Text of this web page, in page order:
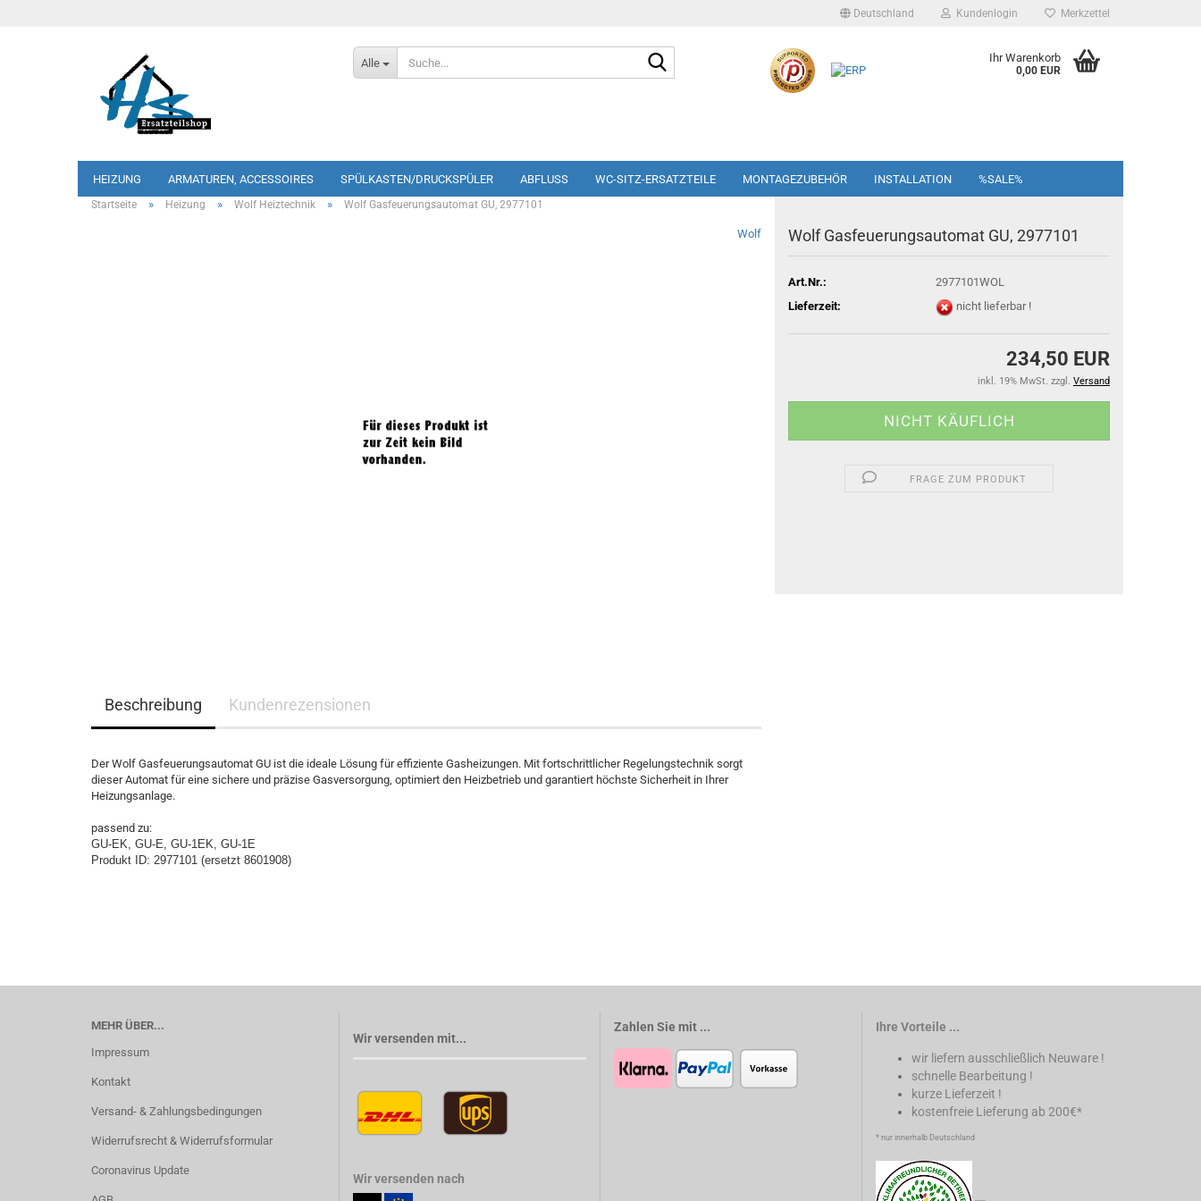
Deutschland Kundenlogin Merkzettel
Alle Ihr Warenkorb
0,00 EUR
HEIZUNG ARMATUREN, ACCESSOIRES SPÜLKASTEN/DRUCKSPÜLER ABFLUSS WC-SITZ-ERSATZTEILE MONTAGEZUBEHÖR INSTALLATION %SALE%
Startseite » Heizung » Wolf Heiztechnik » Wolf Gasfeuerungsautomat GU, 2977101
Wolf Wolf Gasfeuerungsautomat GU, 2977101
Art.Nr.:
2977101WOL
Lieferzeit:
nicht lieferbar !
234,50 EUR
inkl. 19% MwSt. zzgl. Versand
FRAGE ZUM PRODUKT
Beschreibung Kundenrezensionen
Der Wolf Gasfeuerungsautomat GU ist die ideale Lösung für effiziente Gasheizungen. Mit fortschrittlicher Regelungstechnik sorgt
dieser Automat für eine sichere und präzise Gasversorgung, optimiert den Heizbetrieb und garantiert höchste Sicherheit in Ihrer
Heizungsanlage.
passend zu:
GU-EK, GU-E, GU-1EK, GU-1E
Produkt ID: 2977101 (ersetzt 8601908)
MEHR ÜBER...
Impressum
Kontakt
Versand- & Zahlungsbedingungen
Widerrufsrecht & Widerrufsformular
Coronavirus Update
Wir versenden mit...
Wir versenden nach
Zahlen Sie mit ... Ihre Vorteile ...
wir liefern ausschließlich Neuware !
schnelle Bearbeitung !
kurze Lieferzeit !
kostenfreie Lieferung ab 200€*
* nur innerhalb Deutschland